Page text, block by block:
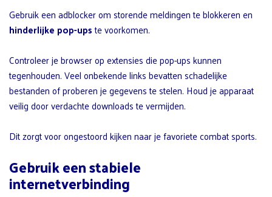
Gebruik een adblocker om storende meldingen te blokkeren en
hinderlijke pop-upste voorkomen.
Controleer je browser op extensies die pop-ups kunnen
tegenhouden. Veel onbekende links bevatten schadelijke
bestanden of proberen je gegevens te stelen. Houd je apparaat
veilig door verdachte downloads te vermijden.
Dit zorgt voor ongestoord kijken naar je favoriete combat sports.
Gebruik een stabiele
internetverbinding